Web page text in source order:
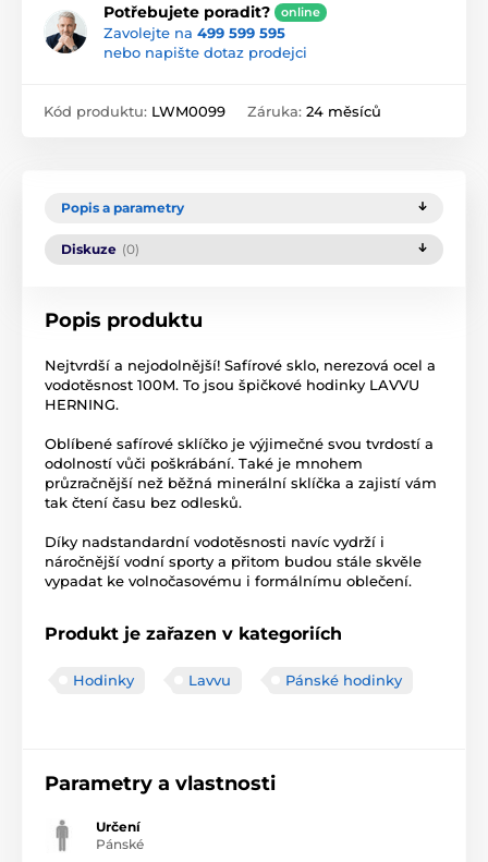
Potřebujete poradit? online
Zavolejte na 499 599 595
nebo napište dotaz prodejci
Kód produktu: LWM0099 Záruka: 24 měsíců
Popis a parametry
Diskuze (0)
Popis produktu
Nejtvrdší a nejodolnější! Safírové sklo, nerezová ocel a
vodotěsnost 100M. To jsou špičkové hodinky LAVVU
HERNING.
Oblíbené safírové sklíčko je výjimečné svou tvrdostí a
odolností vůči poškrábání. Také je mnohem
průzračnější než běžná minerální sklíčka a zajistí vám
tak čtení času bez odlesků.
Díky nadstandardní vodotěsnosti navíc vydrží i
náročnější vodní sporty a přitom budou stále skvěle
vypadat ke volnočasovému i formálnímu oblečení.
Produkt je zařazen v kategoriích
Hodinky Lavvu Pánské hodinky
Parametry a vlastnosti
Určení
Pánské